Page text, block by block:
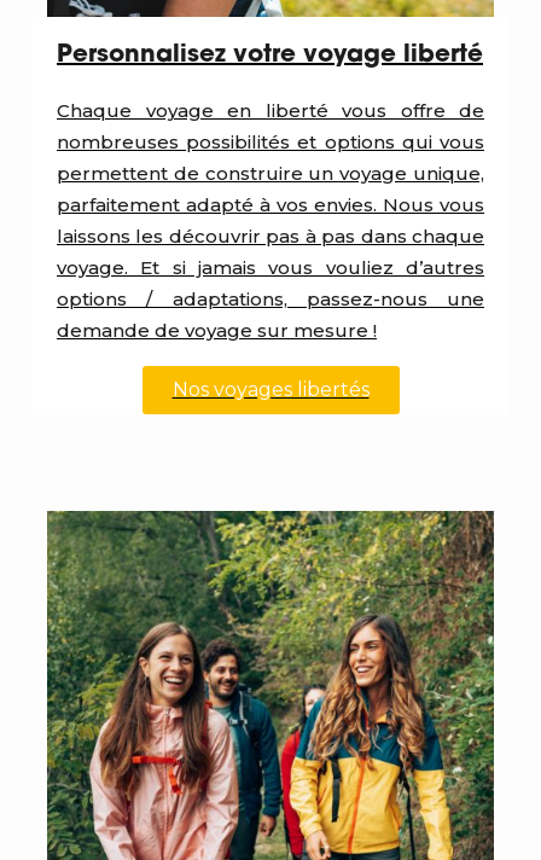
Personnalisez votre voyage liberté
Chaque voyage en liberté vous offre de
nombreuses possibilités et options qui vous
permettent de construire un voyage unique,
parfaitement adapté à vos envies. Nous vous
laissons les découvrir pas à pas dans chaque
voyage. Et si jamais vous vouliez d’autres
options / adaptations, passez-nous une
demande de voyage sur mesure !
Nos voyages libertés